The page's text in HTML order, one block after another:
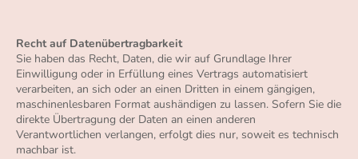
Recht auf Datenübertragbarkeit
Sie haben das Recht, Daten, die wir auf Grundlage Ihrer
Einwilligung oder in Erfüllung eines Vertrags automatisiert
verarbeiten, an sich oder an einen Dritten in einem gängigen,
maschinenlesbaren Format aushändigen zu lassen. Sofern Sie die
direkte Übertragung der Daten an einen anderen
Verantwortlichen verlangen, erfolgt dies nur, soweit es technisch
machbar ist.